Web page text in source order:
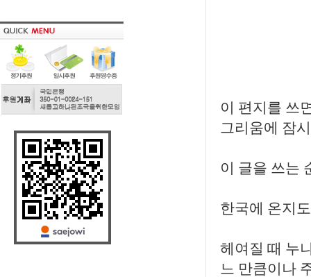
이 편지를 쓰
그리움에 잠
이 글을 쓰는
한국에 온지
헤여질 때 누
느 만큼이나